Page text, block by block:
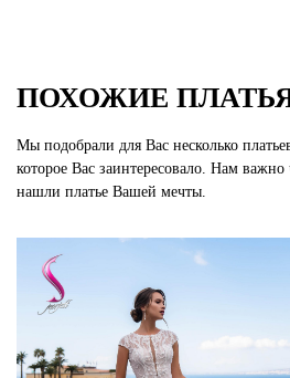
ПОХОЖИЕ
Мы подобрали для Вас несколько
которое Вас заинтересовало. Нам
нашли платье Вашей мечты.